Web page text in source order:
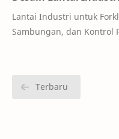
Lantai Industri untuk
Sambungan, dan Kontrol Retak 2026